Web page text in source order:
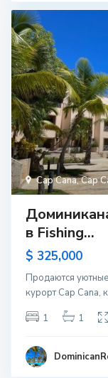
Cap Cana,Cap
в Fishing...
$ 325,000
Продаются
курорт Cap Cana,
1
1